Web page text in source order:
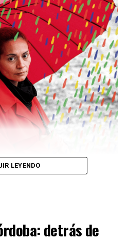
a remarla.
LEYENDO
detrás de